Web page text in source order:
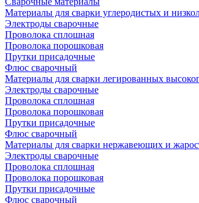
Материалы для сварки углеродистых и
Электроды сварочные
Проволока сплошная
Проволока порошковая
Прутки присадочные
Флюс сварочный
Материалы для сварки легированных
Электроды сварочные
Проволока сплошная
Проволока порошковая
Прутки присадочные
Флюс сварочный
Материалы для сварки нержавеющих и
Электроды сварочные
Проволока сплошная
Проволока порошковая
Прутки присадочные
Флюс сварочный